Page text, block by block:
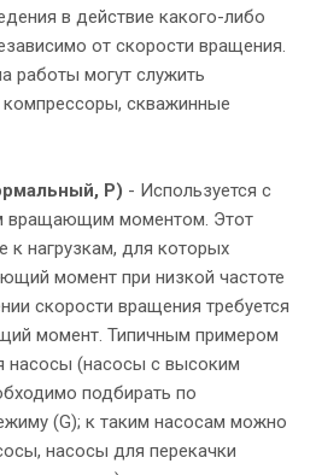
в действие какого-либо
от скорости вращения.
работы могут служить
скважинные
P) - Используется с
вращающим моментом. Этот
к нагрузкам, для которых
момент при низкой частоте
скорости вращения требуется
момент. Типичным примером
насосы (насосы с высоким
подбирать по
(G); к таким насосам можно
насосы для перекачки